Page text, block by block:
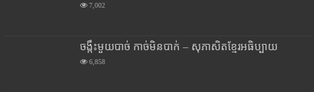
7,002
ចង្កឹះមួយបាច់ កាច់មិនបាក់ – សុភាសិតខ្មែរអធិប្បាយ
6,858